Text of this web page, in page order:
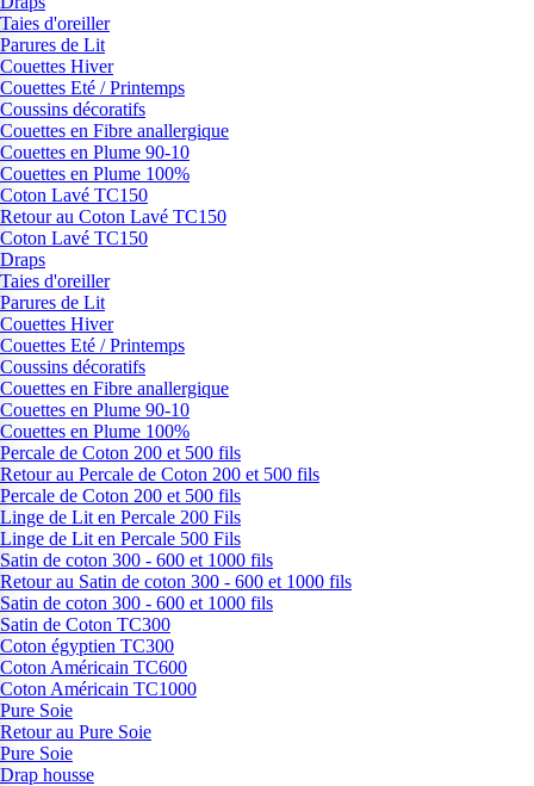
Taies d'oreiller
Parures de Lit
Couettes Hiver
Couettes Eté / Printemps
Coussins décoratifs
Couettes en Fibre anallergique
Couettes en Plume 90-10
Couettes en Plume 100%
Coton Lavé TC150
Retour au Coton Lavé TC150
Coton Lavé TC150
Draps
Taies d'oreiller
Parures de Lit
Couettes Hiver
Couettes Eté / Printemps
Coussins décoratifs
Couettes en Fibre anallergique
Couettes en Plume 90-10
Couettes en Plume 100%
Percale de Coton 200 et 500 fils
Retour au Percale de Coton 200 et 500 fils
Percale de Coton 200 et 500 fils
Linge de Lit en Percale 200 Fils
Linge de Lit en Percale 500 Fils
Satin de coton 300 - 600 et 1000 fils
Retour au Satin de coton 300 - 600 et 1000 fils
Satin de coton 300 - 600 et 1000 fils
Satin de Coton TC300
Coton égyptien TC300
Coton Américain TC600
Coton Américain TC1000
Pure Soie
Retour au Pure Soie
Pure Soie
Drap housse